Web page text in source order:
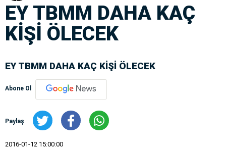
EY TBMM DAHA KAÇ
KİŞİ ÖLECEK
EY TBMM DAHA KAÇ KİŞİ ÖLECEK
Abone Ol
Paylaş
2016-01-12 15:00:00